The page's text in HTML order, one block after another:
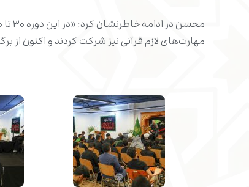
مهارت‌های لازم قرآنی نیز شرکت کردند و اکنون از